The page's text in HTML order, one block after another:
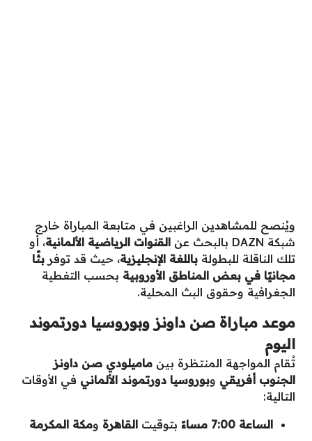
ويُنصح للمشاهدين الراغبين في متابعة المباراة خارج
شبكة DAZN بالبحث عن
القنوات الرياضية الألمانية، أو
تلك الناقلة للبطولة باللغة الإنجليزية، حيث قد توفر بثًا
مجانيًا في بعض المناطق الأوروبية بحسب التغطية
الجغرافية وحقوق البث المحلية.
موعد مباراة صن داونز وبوروسيا دورتموند
اليوم
تُقام المواجهة المنتظرة بين ماميلودي صن داونز
الجنوب أفريقي وبوروسيا دورتموند الألماني في الأوقات
التالية:
الساعة 7:00 مساءً
بتوقيت القاهرة ومكة المكرمة